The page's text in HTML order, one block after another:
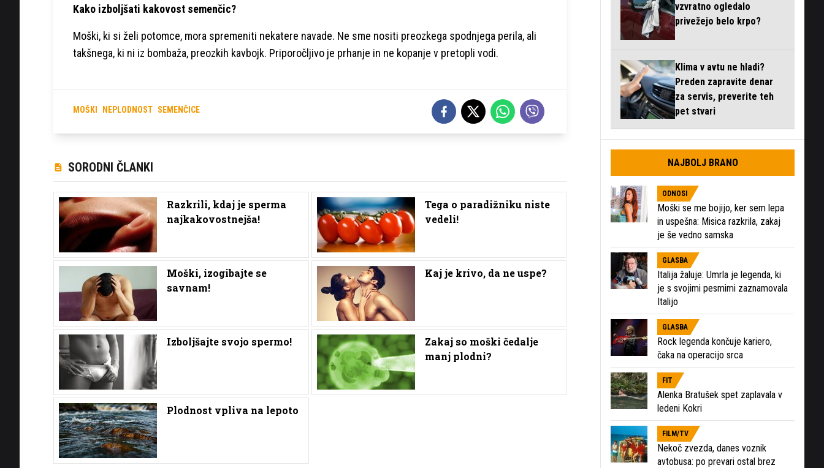
Kako izboljšati kakovost semenčic?
Moški, ki si želi potomce, mora spremeniti nekatere navade. Ne sme nositi preozkega spodnjega perila, ali
takšnega, ki ni iz bombaža, preozkih kavbojk. Priporočljivo je prhanje in ne kopanje v pretopli vodi.
MOŠKI NEPLODNOST SEMENČICE
SORODNI ČLANKI
Razkrili, kdaj je sperma
najkakovostnejša!
Tega o paradižniku niste
vedeli!
Moški, izogibajte se
savnam!
Kaj je krivo, da ne uspe?
Izboljšajte svojo spermo!
Zakaj so moški čedalje
manj plodni?
Plodnost vpliva na lepoto
vzvratno ogledalo
privežejo belo krpo?
Klima v avtu ne hladi?
Preden zapravite denar
za servis, preverite teh
pet stvari
NAJBOLJ BRANO
ODNOSI
Moški se me bojijo, ker sem lepa
in uspešna: Misica razkrila, zakaj
je še vedno samska
GLASBA
Italija žaluje: Umrla je legenda, ki
je s svojimi pesmimi zaznamovala
Italijo
GLASBA
Rock legenda končuje kariero,
čaka na operacijo srca
FIT
Alenka Bratušek spet zaplavala v
ledeni Kokri
FILM/TV
Nekoč zvezda, danes voznik
avtobusa: po prevari ostal brez